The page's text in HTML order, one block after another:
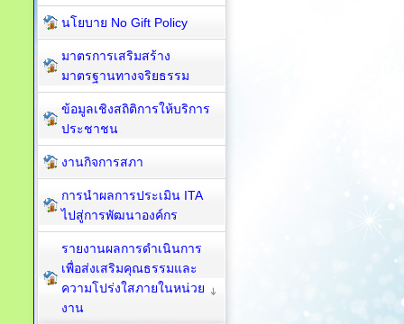
นโยบาย No Gift Policy
มาตรการเสริมสร้าง
มาตรฐานทางจริยธรรม
ข้อมูลเชิงสถิติการให้บริการ
ประชาชน
งานกิจการสภา
การนำผลการประเมิน ITA
ไปสู่การพัฒนาองค์กร
รายงานผลการดำเนินการ
เพื่อส่งเสริมคุณธรรมและ
ความโปร่งใสภายในหน่วย
งาน